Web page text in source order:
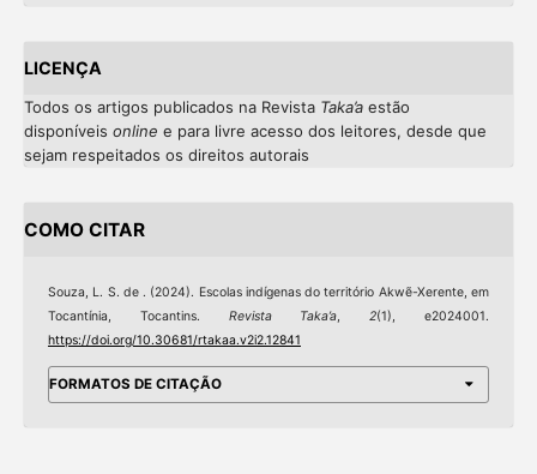
LICENÇA
Todos os artigos publicados na Revista Taka’aestão
disponíveis online e para livre acesso dos leitores, desde que
sejam respeitados os direitos autorais
COMO CITAR
Souza, L. S. de . (2024). Escolas indígenas do território Akwẽ-Xerente, em
Tocantínia, Tocantins. Revista Taka’a,2(1), e2024001.
https://doi.org/10.30681/rtakaa.v2i2.12841
FORMATOS DE CITAÇÃO